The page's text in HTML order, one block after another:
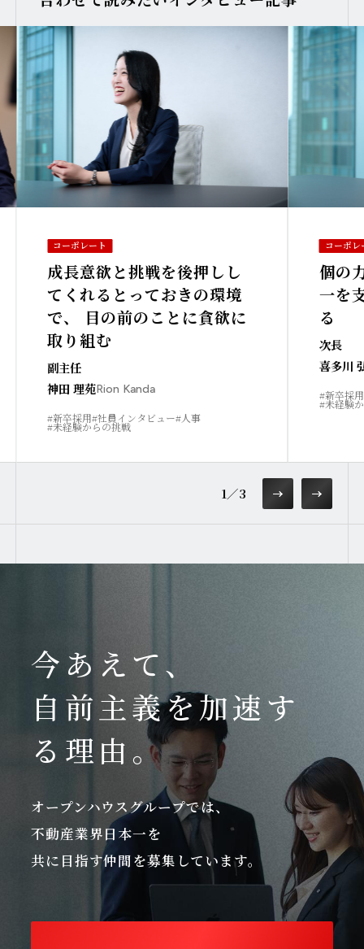
コーポレート
成長意欲と挑戦を後押しし
てくれるとっておきの環境
で、 目の前のことに貪欲に
取り組む
副主任
神田 理苑Rion Kanda
#新卒採用#社員インタビュー#人事
#未経験からの挑戦
コーポレ
個の
一を
る
次長
喜多川
#新卒採用
#未経験
1／3
今あえて、
自前主義を加速す
る理由。
オープンハウスグループでは、
不動産業界日本一を
共に目指す仲間を募集しています。